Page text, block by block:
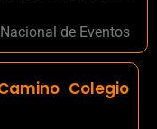
de Eventos
Colegio